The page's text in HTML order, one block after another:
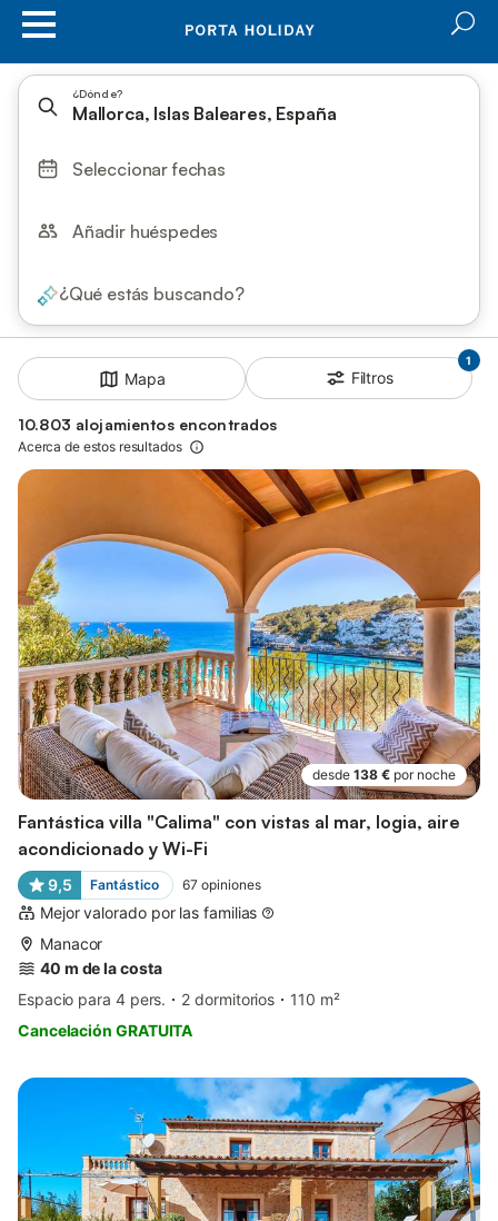
¿Dónde?
Mallorca, Islas Baleares, España
Seleccionar fechas
Añadir huéspedes
¿Qué estás buscando?
Mapa
1
Filtros
10.803 alojamientos encontrados
Acerca de estos resultados
desde 138 € por noche
Fantástica villa "Calima" con vistas al mar, logia, aire
acondicionado y Wi-Fi
9,5 Fantástico 67 opiniones
Mejor valorado por las familias
Manacor
40 m de la costa
Espacio para 4 pers.
2 dormitorios
110 m²
Cancelación GRATUITA